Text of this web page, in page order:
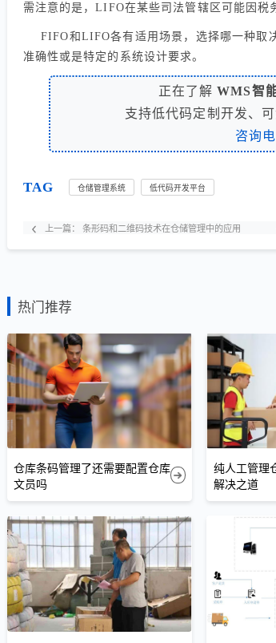
需注意的是，LIFO在某些司法管辖区可能因税
FIFO和LIFO各有适用场景，选择哪一种取
准确性或是特定的系统设计要求。
正在了解WMS智
支持低代码定制开发、
咨询
TAG 仓储管理系统 低代码开发平台
上一篇： 条形码和二维码技术在仓储管理中的应用
热门推荐
仓库条码管理了还需要配置仓库
文员吗
纯人工管理
解决之道